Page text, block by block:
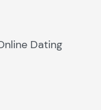
Dating